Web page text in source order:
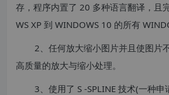
存，程序内置了 20 多种语言翻译，且
WS XP 到 WINDOWS 10 的所有
2、任何放大缩小图片并且使图片
高质量的放大与缩小处理。
3、使用了 S -SPLINE 技术(一种